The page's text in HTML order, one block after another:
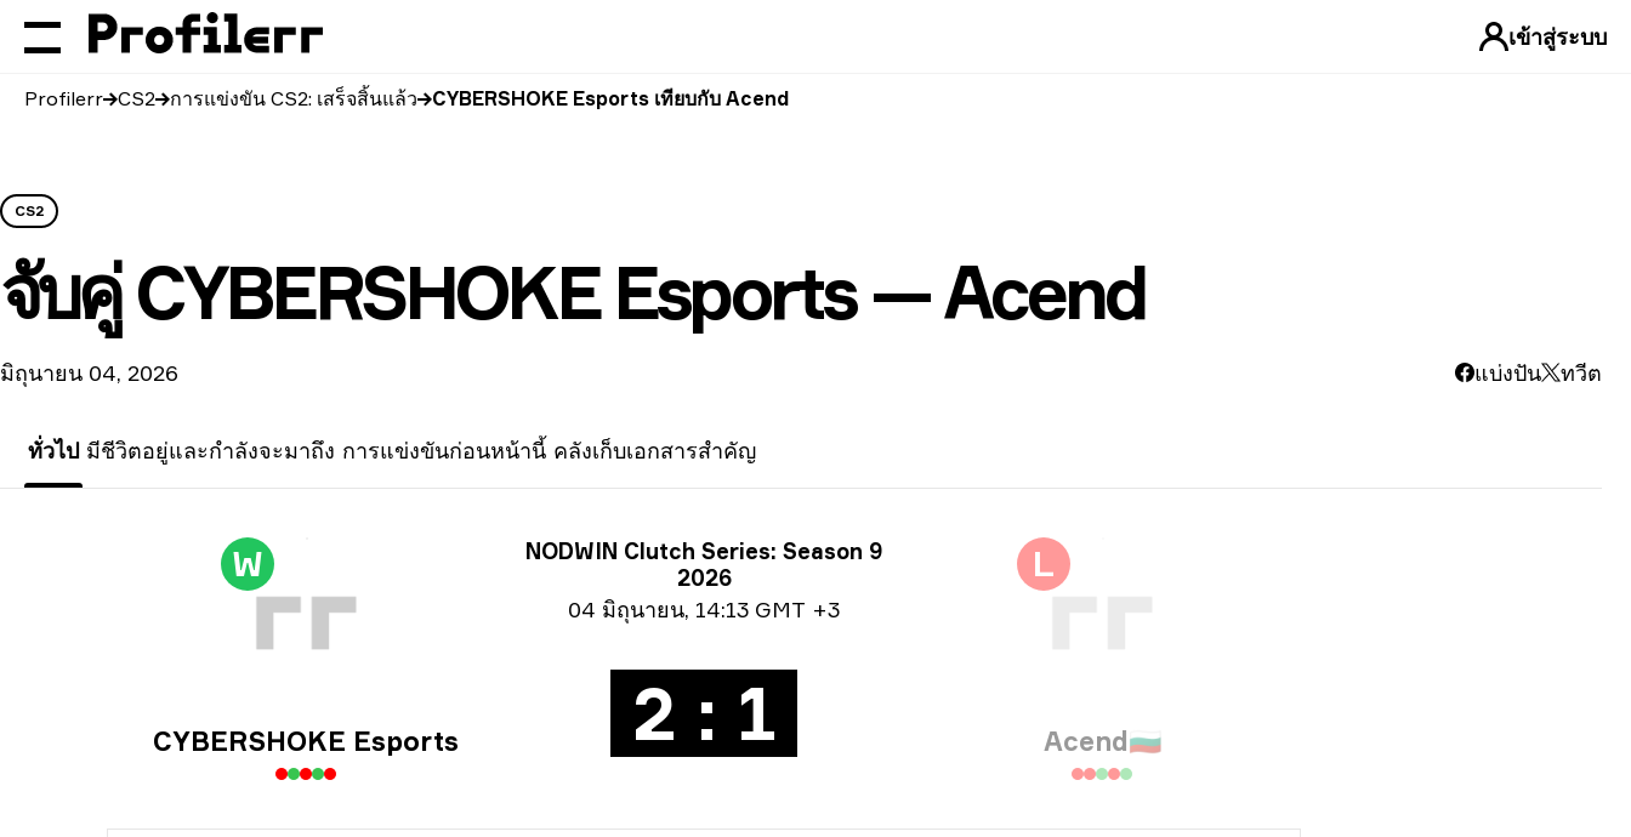
เข้าสู่ระบบ
Profilerr CS2 การแข่งขัน CS2: เสร็จสิ้นแล้ว CYBERSHOKE Esports เทียบกับ Acend
CS2
จับคู่ CYBERSHOKE Esports — Acend
มิถุนายน 04, 2026 แบ่งปัน ทวีต
ทั่วไป มีชีวิตอยู่และกำลังจะมาถึง การแข่งขันก่อนหน้านี้ คลังเก็บเอกสารสำคัญ
ข้อมูลการแข่งขัน
NODWIN Clutch Series: Season 9
2026
ข้อมูลวันที่04 มิถุนายน, 14:13 GMT +3
W
CYBERSHOKE Esports 2 : 1
L
Acend🇧🇬